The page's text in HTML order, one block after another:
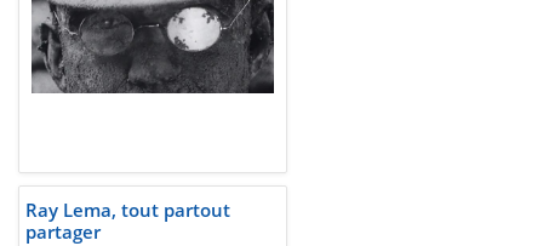
Ray Lema, tout partout
partager